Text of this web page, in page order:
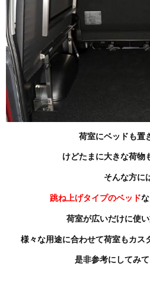
荷室にベッドも置
けどたまに大きな荷物
そんな方に
跳ね上げタイプのベッド
荷室が広いだけに使
様々な用途に合わせて荷室もカス
是非参考にしてみて